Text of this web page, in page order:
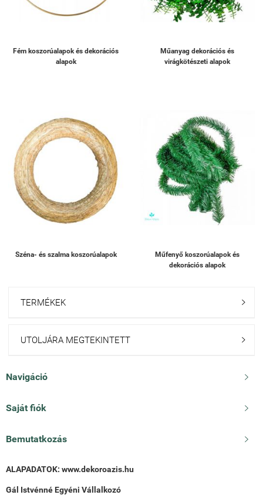
Fém koszorúalapok és dekorációs
alapok
Műanyag dekorációs és
virágkötészeti alapok
Széna- és szalma koszorúalapok
Műfenyő koszorúalapok és
dekorációs alapok
TERMÉKEK 
UTOLJÁRA MEGTEKINTETT 
Navigáció 
Saját fiók 
Bemutatkozás 
ALAPADATOK: www.dekoroazis.hu
Gál Istvénné Egyéni Vállalkozó